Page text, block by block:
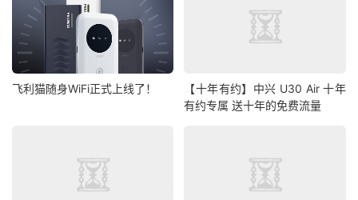
飞利猫随身WiFi正式上线了！
【十年有约】中兴 U30 Air 十年
有约专属 送十年的免费流量